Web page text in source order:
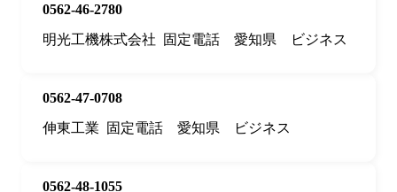
0562-46-2780
明光工機株式会社
固定電話 愛知県 ビジネス
0562-47-0708
伸東工業
固定電話 愛知県 ビジネス
0562-48-1055